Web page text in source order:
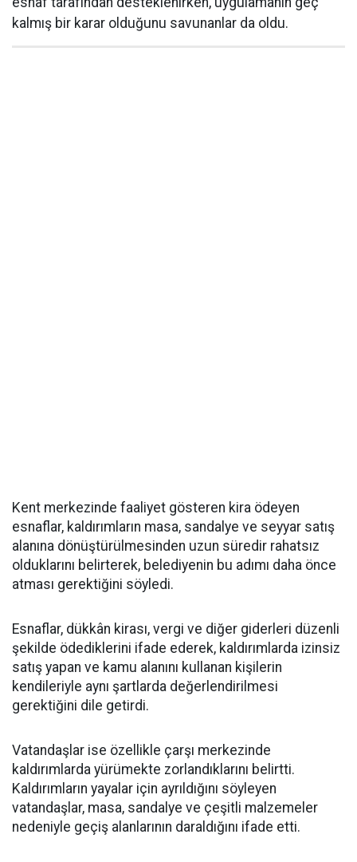
kalmış bir karar olduğunu savunanlar da oldu.
Kent merkezinde faaliyet gösteren kira ödeyen
esnaflar, kaldırımların masa, sandalye ve seyyar satış
alanına dönüştürülmesinden uzun süredir rahatsız
olduklarını belirterek, belediyenin bu adımı daha önce
atması gerektiğini söyledi.
Esnaflar, dükkân kirası, vergi ve diğer giderleri düzenli
şekilde ödediklerini ifade ederek, kaldırımlarda izinsiz
satış yapan ve kamu alanını kullanan kişilerin
kendileriyle aynı şartlarda değerlendirilmesi
gerektiğini dile getirdi.
Vatandaşlar ise özellikle çarşı merkezinde
kaldırımlarda yürümekte zorlandıklarını belirtti.
Kaldırımların yayalar için ayrıldığını söyleyen
vatandaşlar, masa, sandalye ve çeşitli malzemeler
nedeniyle geçiş alanlarının daraldığını ifade etti.